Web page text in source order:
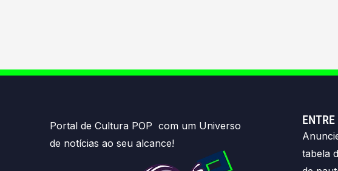
Portal de Cultura POP com um Universo
de notícias ao seu alcance!
tabela